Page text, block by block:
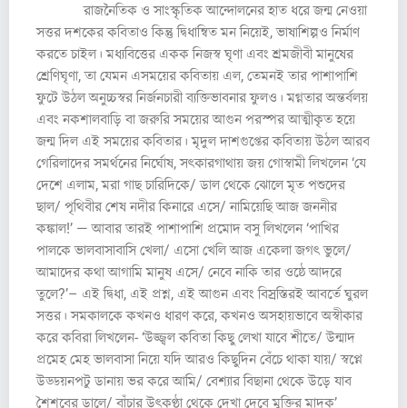
রাজনৈতিক ও সাংস্কৃতিক আন্দোলনের হাত ধরে জন্ম নেওয়া
সত্তর দশকের কবিতাও কিন্তু দ্বিধান্বিত মন নিয়েই, ভাষাশিল্পও নির্মাণ
করতে চাইল। মধ্যবিত্তের একক নিজস্ব ঘৃণা এবং শ্রমজীবী মানুষের
শ্রেণিঘৃণা, তা যেমন এসময়ের কবিতায় এল, তেমনই তার পাশাপাশি
ফুটে উঠল অনুচ্চস্বর নির্জনচারী ব্যক্তিভাবনার ফুলও। মগ্নতার অন্তর্বলয়
এবং নকশালবাড়ি বা জরুরি সময়ের আগুন পরস্পর আত্মীকৃত হয়ে
জন্ম দিল এই সময়ের কবিতার। মৃদুল দাশগুপ্তের কবিতায় উঠল আরব
গেরিলাদের সমর্থনের নির্ঘোষ, সৎকারগাথায় জয় গোস্বামী লিখলেন ‘যে
দেশে এলাম, মরা গাছ চারিদিকে/ ডাল থেকে ঝোলে মৃত পশুদের
ছাল/ পৃথিবীর শেষ নদীর কিনারে এসে/ নামিয়েছি আজ জননীর
কঙ্কাল!’ — আবার তারই পাশাপাশি প্রমোদ বসু লিখলেন ‘পাখির
পালকে ভালবাসাবাসি খেলা/ এসো খেলি আজ একেলা জগৎ ভুলে/
আমাদের কথা আগামি মানুষ এসে/ নেবে নাকি তার ওষ্ঠে আদরে
তুলে?’– এই দ্বিধা, এই প্রশ্ন, এই আগুন এবং বিস্রস্তিরই আবর্তে ঘুরল
সত্তর। সমকালকে কখনও ধারণ করে, কখনও অসহায়ভাবে অস্বীকার
করে কবিরা লিখলেন- ‘উজ্জ্বল কবিতা কিছু লেখা যাবে শীতে/ উন্মাদ
প্রমেহ মেহ ভালবাসা নিয়ে যদি আরও কিছুদিন বেঁচে থাকা যায়/ স্বপ্নে
উড্ডয়নপটু ডানায় ভর করে আমি/ বেশ্যার বিছানা থেকে উড়ে যাব
শৈশবের ডালে/ বাঁচার উৎকণ্ঠা থেকে দেখা দেবে মুক্তির মাদক’